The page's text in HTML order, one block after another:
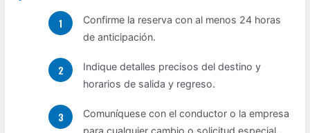
Confirme la reserva con al menos 24 horas
de anticipación.
Indique detalles precisos del destino y
horarios de salida y regreso.
Comuníquese con el conductor o la empresa